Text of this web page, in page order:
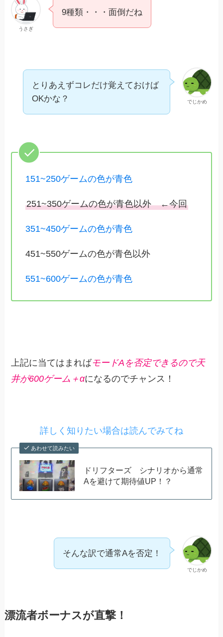
うさぎ
9種類・・・面倒だね
でじかめ
とりあえずコレだけ覚えておけば
OKかな？
151~250ゲームの色が青色
251~350ゲームの色が青色以外 ←今回
351~450ゲームの色が青色
451~550ゲームの色が青色以外
551~600ゲームの色が青色
上記に当てはまればモードAを否定できるので天
井が600ゲーム＋αになるのでチャンス！
詳しく知りたい場合は読んでみてね
あわせて読みたい
ドリフターズ シナリオから通常
Aを避けて期待値UP！？
でじかめ
そんな訳で通常Aを否定！
漂流者ボーナスが直撃！